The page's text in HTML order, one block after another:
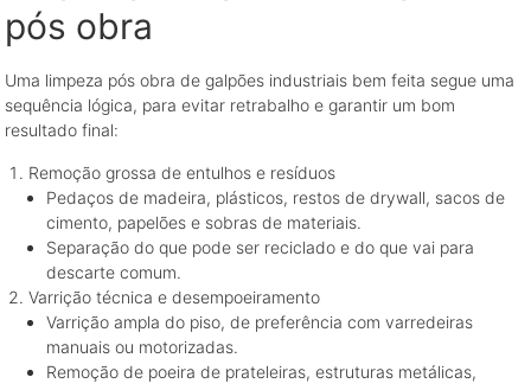
pós obra
Uma limpeza pós obra de galpões industriais bem feita segue uma
sequência lógica, para evitar retrabalho e garantir um bom
resultado final:
Remoção grossa de entulhos e resíduos
Pedaços de madeira, plásticos, restos de drywall, sacos de
cimento, papelões e sobras de materiais.
Separação do que pode ser reciclado e do que vai para
descarte comum.
Varrição técnica e desempoeiramento
Varrição ampla do piso, de preferência com varredeiras
manuais ou motorizadas.
Remoção de poeira de prateleiras, estruturas metálicas,